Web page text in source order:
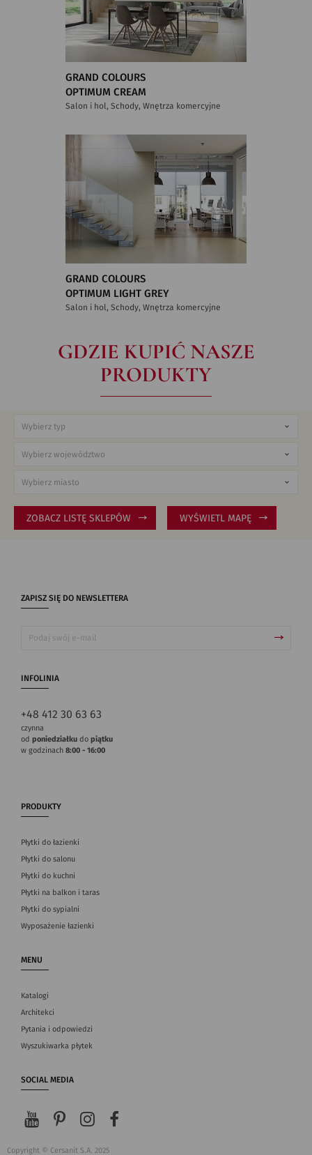
GRAND COLOURS
OPTIMUM CREAM
Salon i hol, Schody, Wnętrza komercyjne
GRAND COLOURS
OPTIMUM LIGHT GREY
Salon i hol, Schody, Wnętrza komercyjne
GDZIE KUPIĆ NASZE
PRODUKTY
ZOBACZ LISTĘ SKLEPÓW WYŚWIETL MAPĘ
ZAPISZ SIĘ DO NEWSLETTERA
INFOLINIA
+48 412 30 63 63
czynna
od poniedziałku do piątku
w godzinach 8:00 - 16:00
PRODUKTY
Płytki do łazienki
Płytki do salonu
Płytki do kuchni
Płytki na balkon i taras
Płytki do sypialni
Wyposażenie łazienki
MENU
Katalogi
Architekci
Pytania i odpowiedzi
Wyszukiwarka płytek
SOCIAL MEDIA
Copyright © Cersanit S.A. 2025